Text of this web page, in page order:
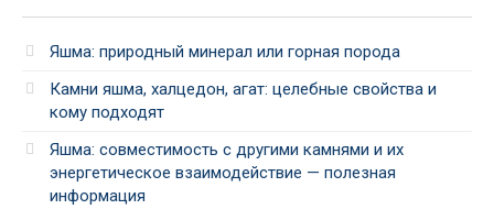
Яшма: природный минерал или горная порода
Камни яшма, халцедон, агат: целебные свойства и
кому подходят
Яшма: совместимость с другими камнями и их
энергетическое взаимодействие — полезная
информация